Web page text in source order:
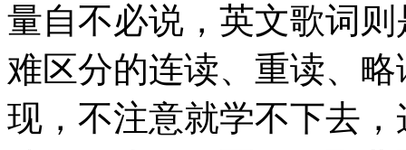
量自不必说，英文歌词
难区分的连读、重读、
现，不注意就学不下去